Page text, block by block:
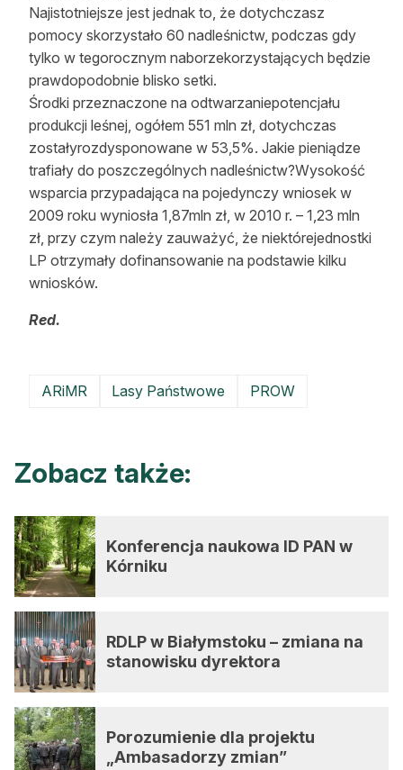
Najistotniejsze jest jednak to, że dotychczasz
pomocy skorzystało 60 nadleśnictw, podczas gdy
tylko w tegorocznym naborzekorzystających będzie
prawdopodobnie blisko setki.
Środki przeznaczone na odtwarzaniepotencjału
produkcji leśnej, ogółem 551 mln zł, dotychczas
zostałyrozdysponowane w 53,5%. Jakie pieniądze
trafiały do poszczególnych nadleśnictw?Wysokość
wsparcia przypadająca na pojedynczy wniosek w
2009 roku wyniosła 1,87mln zł, w 2010 r. – 1,23 mln
zł, przy czym należy zauważyć, że niektórejednostki
LP otrzymały dofinansowanie na podstawie kilku
wniosków.
Red.
ARiMR Lasy Państwowe PROW
Zobacz także:
Konferencja naukowa ID PAN w
Kórniku
RDLP w Białymstoku – zmiana na
stanowisku dyrektora
Porozumienie dla projektu
„Ambasadorzy zmian”